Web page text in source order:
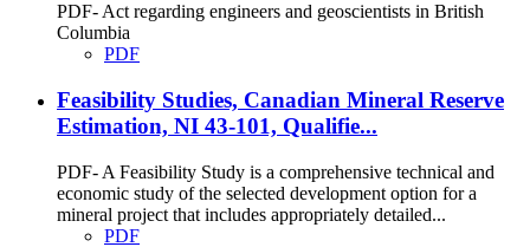
PDF- Act regarding engineers and geoscientists in British
Columbia
PDF
Feasibility Studies, Canadian Mineral Reserve
Estimation, NI 43-101, Qualifie...
PDF- A Feasibility Study is a comprehensive technical and
economic study of the selected development option for a
mineral project that includes appropriately detailed...
PDF